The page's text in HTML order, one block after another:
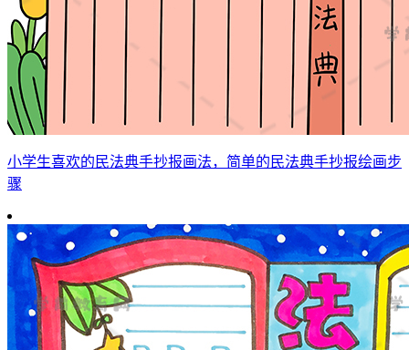
小学生喜欢的民法典手抄报画法，简单的民法典手抄报绘画步
骤